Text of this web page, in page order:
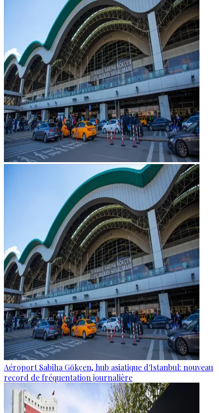
Aéroport Sabiha Gökçen, hub asiatique d'Istanbul: nouveau
record de fréquentation journalière